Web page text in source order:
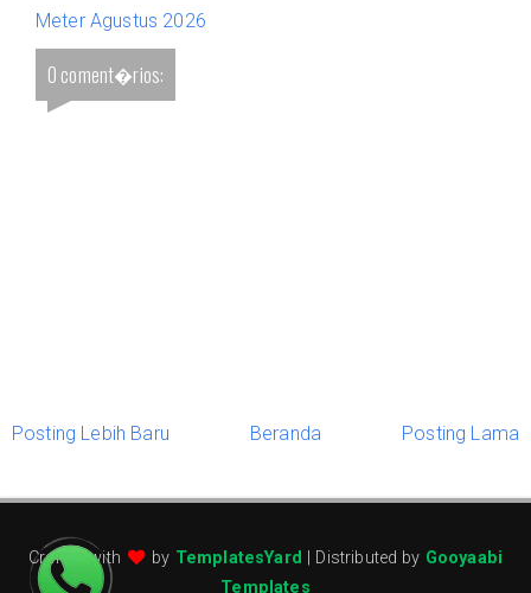
Meter Agustus 2026
0 coment�rios:
Posting Lebih Baru Beranda Posting Lama
Crafted with by TemplatesYard | Distributed by Gooyaabi
Templates